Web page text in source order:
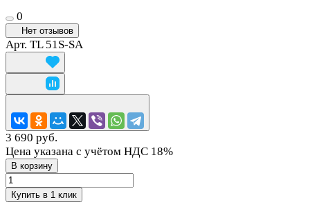
0
Нет отзывов
Арт. TL 51S-SA
3 690 руб.
Цена указана с учётом НДС 18%
В корзину
Купить в 1 клик